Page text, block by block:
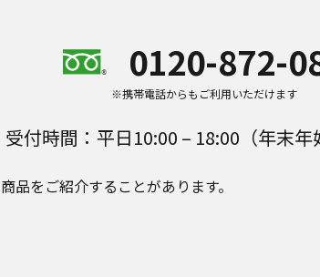
0120-872-
※携帯電話からもご利用いただけます
受付時間：平日10:00 – 18:00（年末年
品をご紹介することがあります。